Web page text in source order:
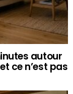
autour
ce n’est pas